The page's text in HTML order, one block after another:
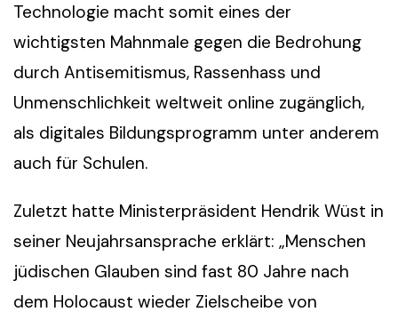
Technologie macht somit eines der
wichtigsten Mahnmale gegen die Bedrohung
durch Antisemitismus, Rassenhass und
Unmenschlichkeit weltweit online zugänglich,
als digitales Bildungsprogramm unter anderem
auch für Schulen.
Zuletzt hatte Ministerpräsident Hendrik Wüst in
seiner Neujahrsansprache erklärt: „Menschen
jüdischen Glauben sind fast 80 Jahre nach
dem Holocaust wieder Zielscheibe von